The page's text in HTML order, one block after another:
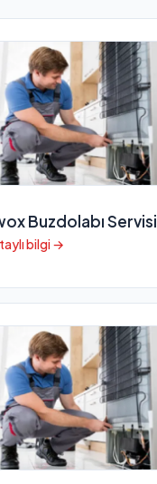
Buzdolabı Servisi
bilgi →